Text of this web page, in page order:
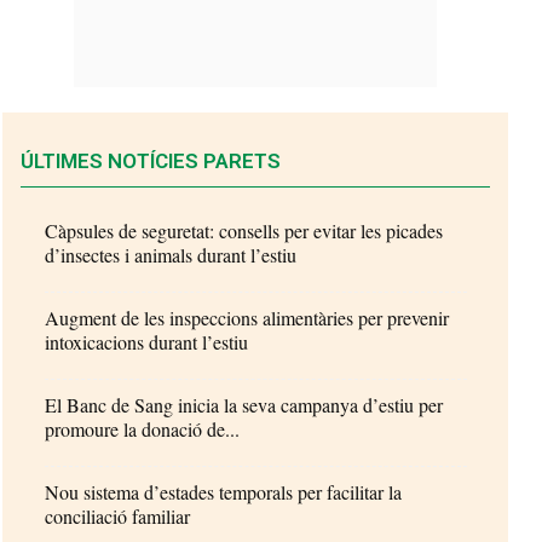
ÚLTIMES NOTÍCIES PARETS
Càpsules de seguretat: consells per evitar les picades
d’insectes i animals durant l’estiu
Augment de les inspeccions alimentàries per prevenir
intoxicacions durant l’estiu
El Banc de Sang inicia la seva campanya d’estiu per
promoure la donació de...
Nou sistema d’estades temporals per facilitar la
conciliació familiar